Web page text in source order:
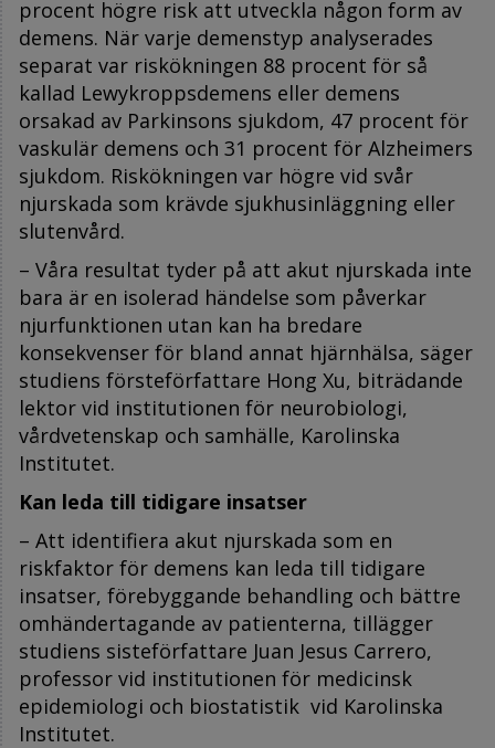
procent högre risk att utveckla någon form av
demens. När varje demenstyp analyserades
separat var riskökningen 88 procent för så
kallad Lewykroppsdemens eller demens
orsakad av Parkinsons sjukdom, 47 procent för
vaskulär demens och 31 procent för Alzheimers
sjukdom. Riskökningen var högre vid svår
njurskada som krävde sjukhusinläggning eller
slutenvård.
– Våra resultat tyder på att akut njurskada inte
bara är en isolerad händelse som påverkar
njurfunktionen utan kan ha bredare
konsekvenser för bland annat hjärnhälsa, säger
studiens försteförfattare Hong Xu, biträdande
lektor vid institutionen för neurobiologi,
vårdvetenskap och samhälle, Karolinska
Institutet.
Kan leda till tidigare insatser
– Att identifiera akut njurskada som en
riskfaktor för demens kan leda till tidigare
insatser, förebyggande behandling och bättre
omhändertagande av patienterna, tillägger
studiens sisteförfattare Juan Jesus Carrero,
professor vid institutionen för medicinsk
epidemiologi och biostatistik vid Karolinska
Institutet.